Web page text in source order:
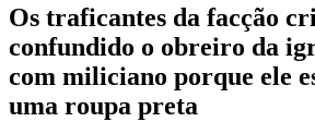
Os traficantes da facção
confundido o obreiro da
com miliciano porque ele
uma roupa preta